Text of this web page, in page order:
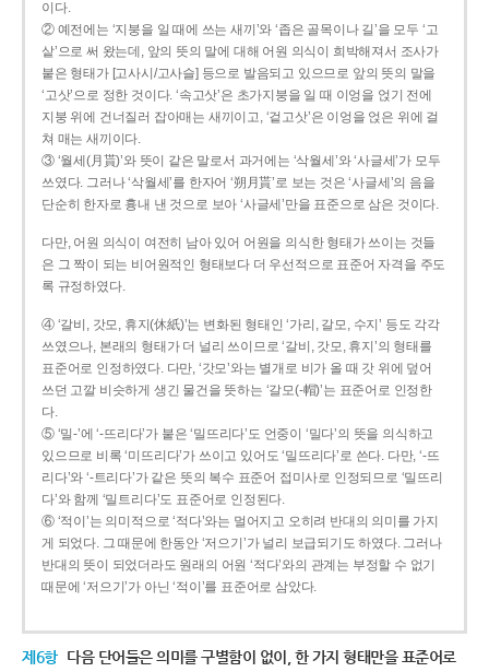
이다.
② 예전에는 ‘지붕을 일 때에 쓰는 새끼’와 ‘좁은 골목이나 길’을 모두 ‘고
샅’으로 써 왔는데, 앞의 뜻의 말에 대해 어원 의식이 희박해져서 조사가
붙은 형태가 [고사시/고사슬] 등으로 발음되고 있으므로 앞의 뜻의 말을
‘고삿’으로 정한 것이다. ‘속고삿’은 초가지붕을 일 때 이엉을 얹기 전에
지붕 위에 건너질러 잡아매는 새끼이고, ‘겉고삿’은 이엉을 얹은 위에 걸
쳐 매는 새끼이다.
③ ‘월세(月貰)’와 뜻이 같은 말로서 과거에는 ‘삭월세’와 ‘사글세’가 모두
쓰였다. 그러나 ‘삭월세’를 한자어 ‘朔月貰’로 보는 것은 ‘사글세’의 음을
단순히 한자로 흉내 낸 것으로 보아 ‘사글세’만을 표준으로 삼은 것이다.
다만, 어원 의식이 여전히 남아 있어 어원을 의식한 형태가 쓰이는 것들
은 그 짝이 되는 비어원적인 형태보다 더 우선적으로 표준어 자격을 주도
록 규정하였다.
④ ‘갈비, 갓모, 휴지(休紙)’는 변화된 형태인 ‘가리, 갈모, 수지’ 등도 각각
쓰였으나, 본래의 형태가 더 널리 쓰이므로 ‘갈비, 갓모, 휴지’의 형태를
표준어로 인정하였다. 다만, ‘갓모’와는 별개로 비가 올 때 갓 위에 덮어
쓰던 고깔 비슷하게 생긴 물건을 뜻하는 ‘갈모(-帽)’는 표준어로 인정한
다.
⑤ ‘밀-’에 ‘-뜨리다’가 붙은 ‘밀뜨리다’도 언중이 ‘밀다’의 뜻을 의식하고
있으므로 비록 ‘미뜨리다’가 쓰이고 있어도 ‘밀뜨리다’로 쓴다. 다만, ‘-뜨
리다’와 ‘-트리다’가 같은 뜻의 복수 표준어 접미사로 인정되므로 ‘밀뜨리
다’와 함께 ‘밀트리다’도 표준어로 인정된다.
⑥ ‘적이’는 의미적으로 ‘적다’와는 멀어지고 오히려 반대의 의미를 가지
게 되었다. 그 때문에 한동안 ‘저으기’가 널리 보급되기도 하였다. 그러나
반대의 뜻이 되었더라도 원래의 어원 ‘적다’와의 관계는 부정할 수 없기
때문에 ‘저으기’가 아닌 ‘적이’를 표준어로 삼았다.
제6항 다음 단어들은 의미를 구별함이 없이, 한 가지 형태만을 표준어로